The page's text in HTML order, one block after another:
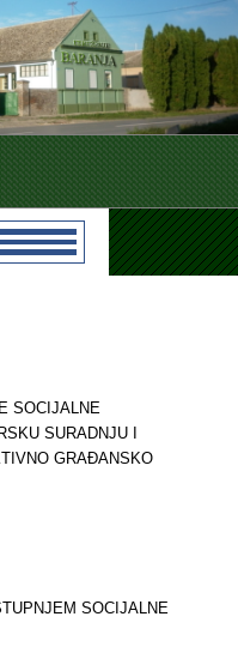
SOCIJALNE
SURADNJU I
GRAĐANSKO
SOCIJALNE